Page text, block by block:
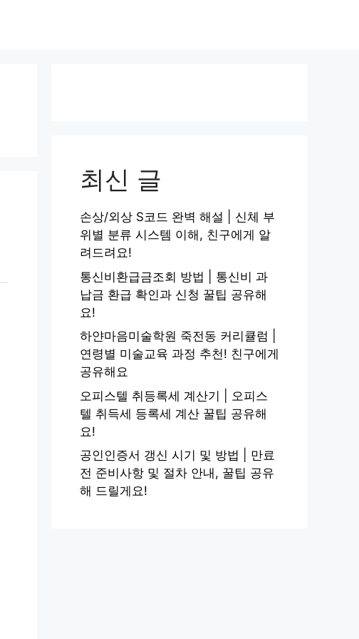
최신 글
손상/외상 S코드 완벽 해설 | 신체 부
위별 분류 시스템 이해, 친구에게 알
려드려요!
통신비환급금조회 방법 | 통신비 과
납금 환급 확인과 신청 꿀팁 공유해
요!
하얀마음미술학원 죽전동 커리큘럼 |
연령별 미술교육 과정 추천! 친구에게
공유해요
오피스텔 취등록세 계산기 | 오피스
텔 취득세 등록세 계산 꿀팁 공유해
요!
공인인증서 갱신 시기 및 방법 | 만료
전 준비사항 및 절차 안내, 꿀팁 공유
해 드릴게요!